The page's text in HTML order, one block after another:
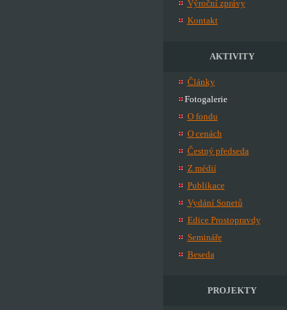
Výroční zprávy
Kontakt
AKTIVITY
Články
Fotogalerie
O fondu
O cenách
Čestný předseda
Z médií
Publikace
Vydání Sonetů
Edice Prostopravdy
Semináře
Beseda
PROJEKTY